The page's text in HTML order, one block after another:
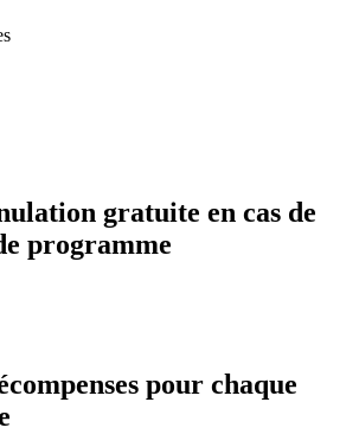
gratuite en cas de
programme
pour chaque